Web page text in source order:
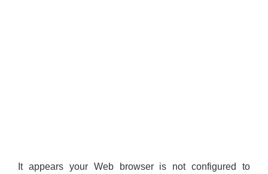
It appears your Web browser is not configured to